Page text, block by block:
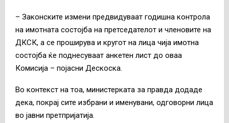
– Законските измени предвидуваат годишна контрола
на имотната состојба на претседателот и членовите на
ДКСК, а се проширува и кругот на лица чија имотна
состојба ќе поднесуваат анкетен лист до оваа
Комисија – појасни Дескоска.
Во контекст на тоа, министерката за правда додаде
дека, покрај сите избрани и именувани, одговорни лица
во јавни претпријатија.